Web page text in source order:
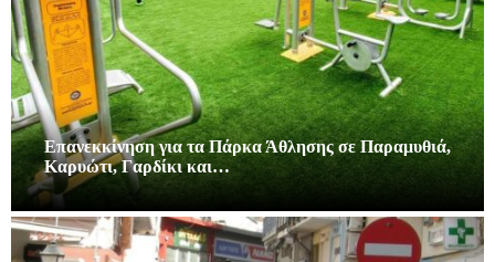
Επανεκκίνηση για τα Πάρκα Άθλησης σε Παραμυθιά,
Καρυώτι, Γαρδίκι και…